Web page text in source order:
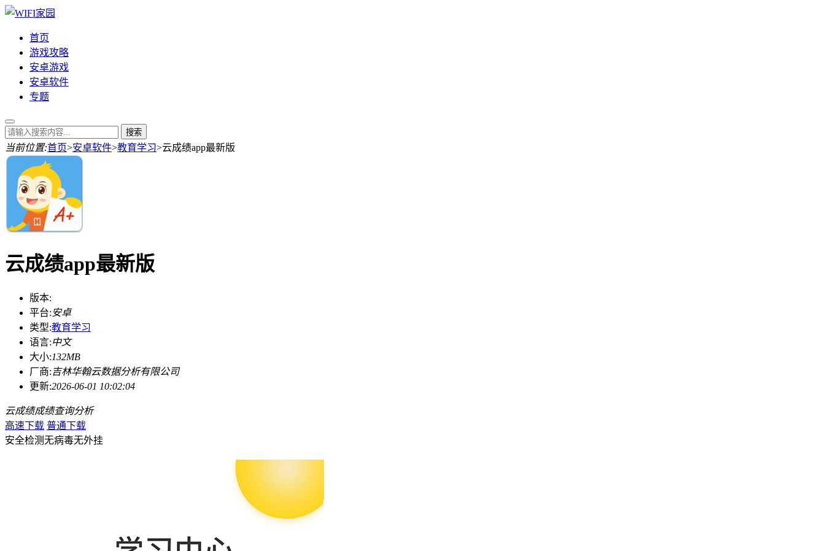
首页
游戏攻略
安卓游戏
安卓软件
专题
当前位置:首页>安卓软件>教育学习>云成绩app最新版
云成绩app最新版
版本:
平台:安卓
类型:教育学习
语言:中文
大小:132MB
厂商: 吉林华翰云数据分析有限公司
更新:2026-06-01 10:02:04
云成绩成绩查询分析
高速下载 普通下载
安全检测无病毒无外挂